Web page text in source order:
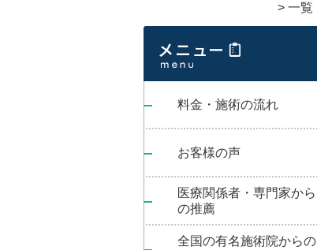
一覧
料金・施術の流れ
お客様の声
医療関係者・専門家から
の推薦
全国の有名施術院からの